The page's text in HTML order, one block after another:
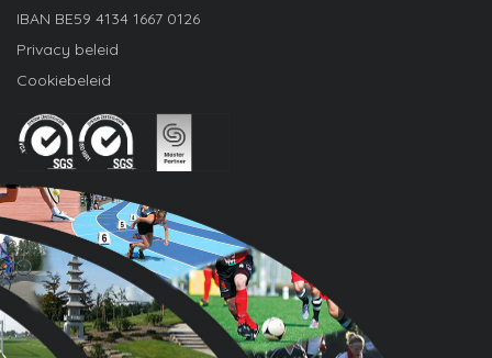
IBAN BE59 4134 1667 0126
Privacy beleid
Cookiebeleid